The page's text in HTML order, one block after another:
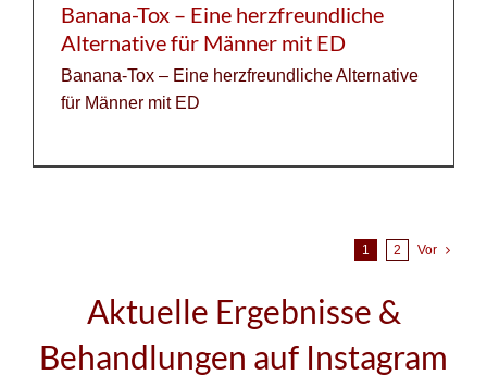
Banana-Tox – Eine herzfreundliche
Alternative für Männer mit ED
Banana-Tox – Eine herzfreundliche Alternative
für Männer mit ED
1 2 Vor
Aktuelle Ergebnisse &
Behandlungen auf Instagram